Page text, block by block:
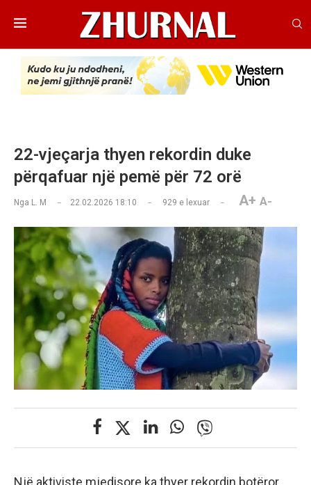
22-vjeçarja thyen rekordin duke
përqafuar një pemë për 72 orë
Nga L. M 22.02.2026 18:10 929 e lexuar A+ A-
Një aktiviste mjedisore ka thyer rekordin botëror